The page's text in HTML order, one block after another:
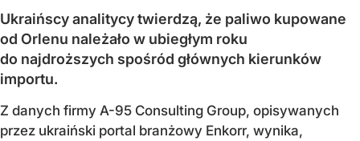
Ukraińscy analitycy twierdzą, że paliwo kupowane
od Orlenu należało w ubiegłym roku
do najdroższych spośród głównych kierunków
importu.
Z danych firmy A-95 Consulting Group, opisywanych
przez ukraiński portal branżowy Enkorr, wynika,